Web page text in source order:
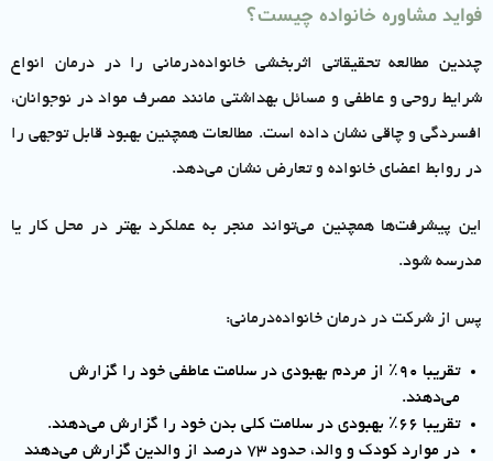
فواید مشاوره خانواده چیست؟
چندین مطالعه تحقیقاتی اثربخشی خانواده‌درمانی را در درمان انواع
شرایط روحی و عاطفی و مسائل بهداشتی مانند مصرف مواد در نوجوانان،
افسردگی و چاقی نشان داده است. مطالعات همچنین بهبود قابل توجهی را
در روابط اعضای خانواده و تعارض نشان می‌دهد.
این پیشرفت‌ها همچنین می‌تواند منجر به عملکرد بهتر در محل کار یا
مدرسه شود.
پس از شرکت در درمان خانواده‌درمانی:
تقریبا 90٪ از مردم بهبودی در سلامت عاطفی خود را گزارش
می‌دهند.
تقریبا 66٪ بهبودی در سلامت کلی بدن خود را گزارش می‌دهند.
در موارد کودک و والد، حدود 73 درصد از والدین گزارش می‌دهند